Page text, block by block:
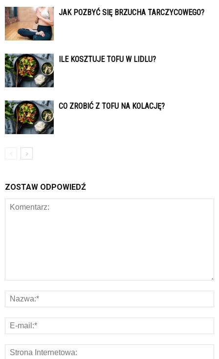
JAK POZBYĆ SIĘ BRZUCHA TARCZYCOWEGO?
ILE KOSZTUJE TOFU W LIDLU?
CO ZROBIĆ Z TOFU NA KOLACJĘ?
ZOSTAW ODPOWIEDŹ